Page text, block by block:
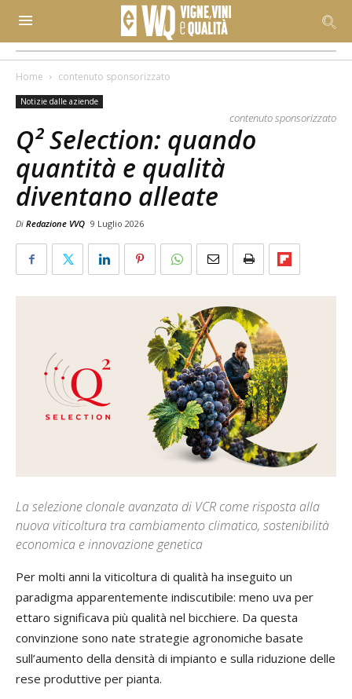
Home contenuto sponsorizzato
Notizie dalle aziende
contenuto sponsorizzato
Q² Selection: quando
quantità e qualità
diventano alleate
Di Redazione VVQ 9 Luglio 2026
La selezione clonale avanzata di VCR come risposta alla
nuova viticoltura tra cambiamento climatico, sostenibilità
economica e innovazione genetica
Per molti anni la viticoltura di qualità ha inseguito un
paradigma apparentemente indiscutibile: meno uva per
ettaro significava più qualità nel bicchiere. Da questa
convinzione sono nate strategie agronomiche basate
sull’aumento della densità di impianto e sulla riduzione delle
rese produttive per pianta.